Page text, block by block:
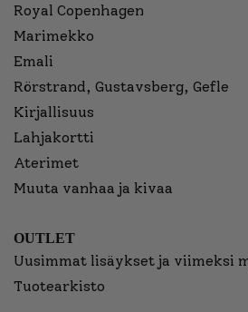
Royal Copenhagen
Marimekko
Emali
Rörstrand, Gustavsberg, Gefle
Kirjallisuus
Lahjakortti
Aterimet
Muuta vanhaa ja kivaa
OUTLET
Uusimmat lisäykset ja viimeksi
Tuotearkisto